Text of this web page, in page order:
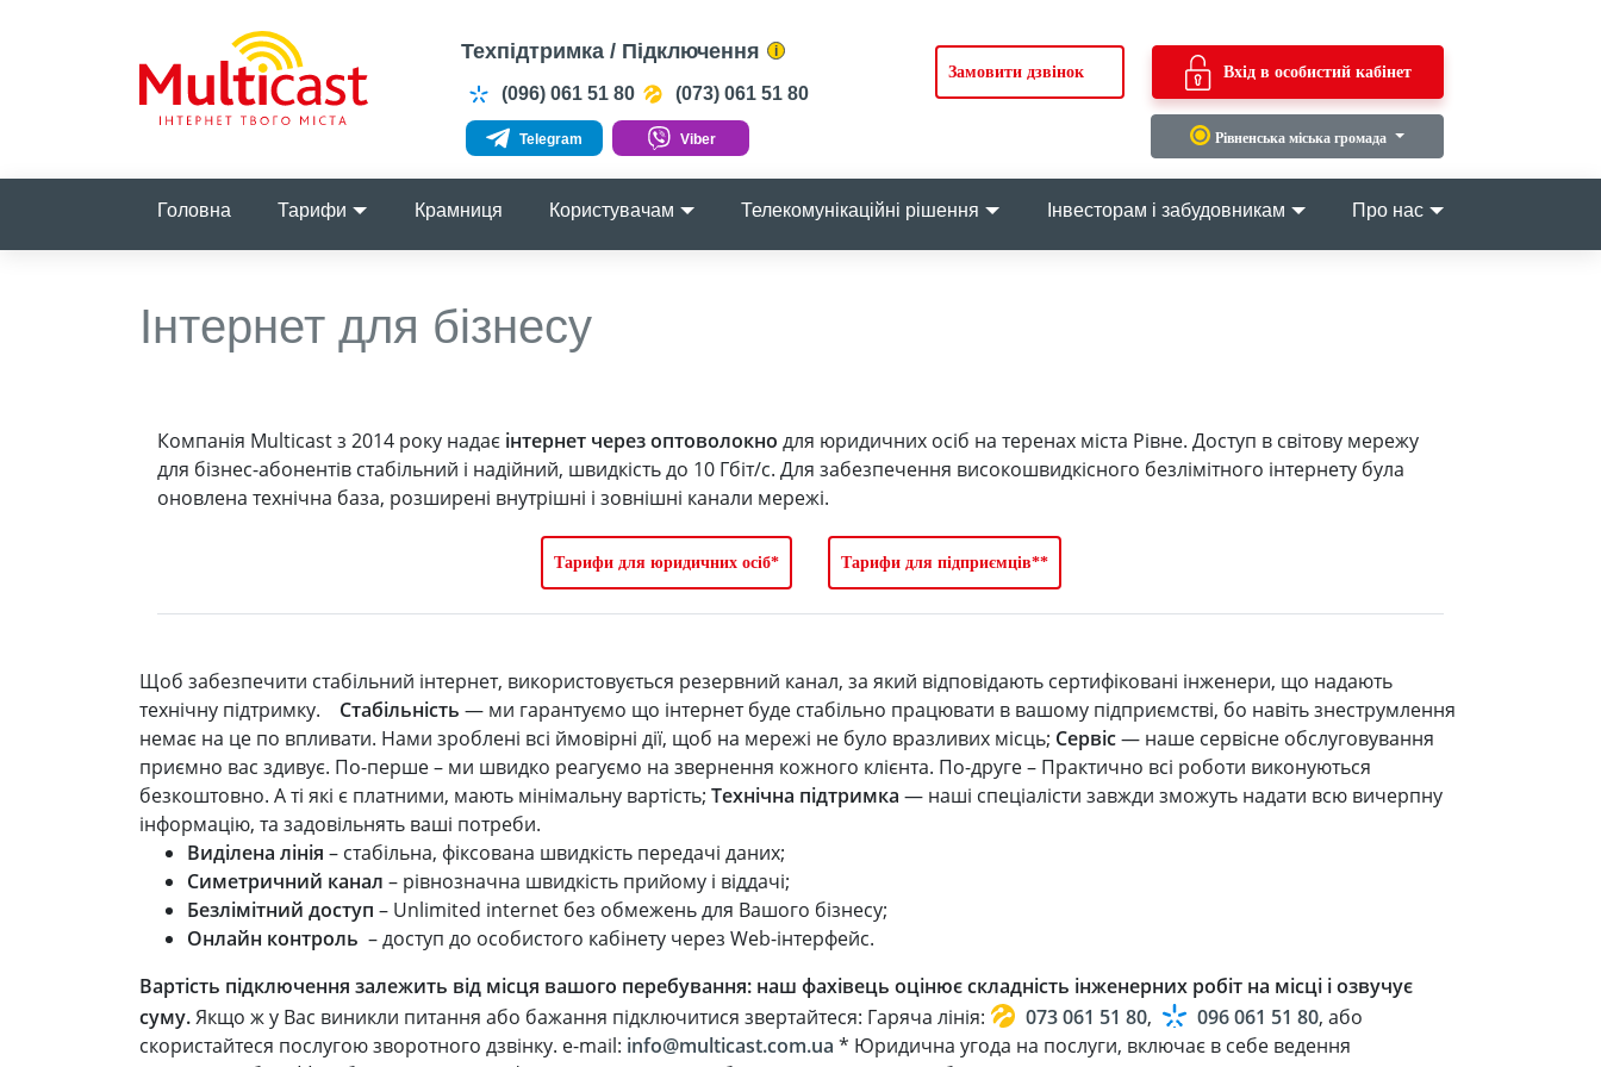
Техпідтримка / Підключення i
(096) 061 51 80 (073) 061 51 80
Telegram Viber
Замовити дзвінок Вхід в особистий кабінет
Рівненська міська громада
Головна Тарифи Крамниця Користувачам Телекомунікаційні рішення Інвесторам і забудовникам Про нас
Інтернет для бізнесу
Компанія Multicast з 2014 року надає інтернет через оптоволокно для юридичних осіб на теренах міста Рівне. Доступ в світову мережу
для бізнес-абонентів стабільний і надійний, швидкість до 10 Гбіт/с. Для забезпечення високошвидкісного безлімітного інтернету була
оновлена технічна база, розширені внутрішні і зовнішні канали мережі.
Тарифи для юридичних осіб* Тарифи для підприємців**
Щоб забезпечити стабільний інтернет, використовується резервний канал, за який відповідають сертифіковані інженери, що надають
технічну підтримку.
Стабільність — ми гарантуємо що інтернет буде стабільно працювати в вашому підприємстві, бо навіть знеструмлення
немає на це по впливати. Нами зроблені всі ймовірні дії, щоб на мережі не було вразливих місць; Сервіс— наше сервісне обслуговування
приємно вас здивує. По-перше – ми швидко реагуємо на звернення кожного клієнта. По-друге – Практично всі роботи виконуються
безкоштовно. А ті які є платними, мають мінімальну вартість; Технічна підтримка — наші спеціалісти завжди зможуть надати всю вичерпну
інформацію, та задовільнять ваші потреби.
Виділена лінія – стабільна, фіксована швидкість передачі даних;
Симетричний канал – рівнозначна швидкість прийому і віддачі;
Безлімітний доступ – Unlimited internet без обмежень для Вашого бізнесу;
Онлайн контроль – доступ до особистого кабінету через Web-інтерфейс.
Вартість підключення залежить від місця вашого перебування: наш фахівець оцінює складність інженерних робіт на місці і озвучує
суму.Якщо ж у Вас виникли питання або бажання підключитися звертайтеся: Гаряча лінія: 073 061 51 80, 096 061 51 80, або
скористайтеся послугою зворотного дзвінку. e-mail: info@multicast.com.ua * Юридична угода на послуги, включає в себе ведення